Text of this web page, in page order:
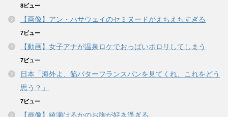
8ビュー
【画像】アン・ハサウェイのセミヌードがえちえちすぎる
7ビュー
【動画】女子アナが温泉ロケでおっぱいポロリしてしまう
7ビュー
日本「海外よ、餡バターフランスパンを見てくれ、これをどう
思う？」
7ビュー
【画像】綾瀬はるかのお胸が好き過ぎる